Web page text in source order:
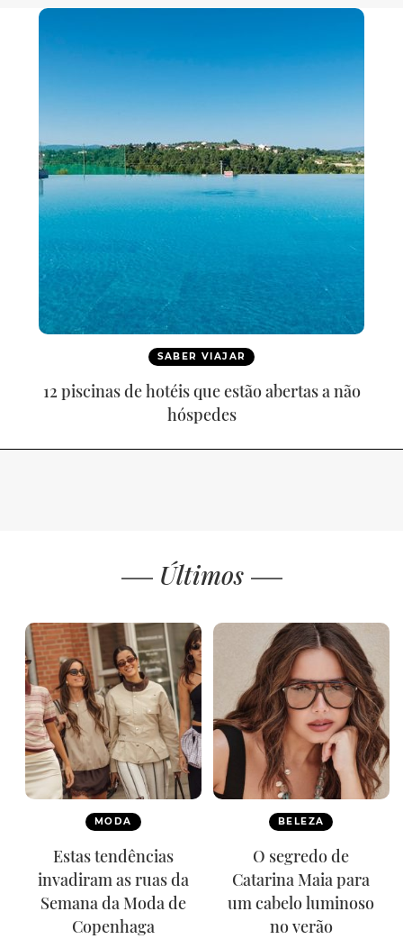
SABER VIAJAR
12 piscinas de hotéis que estão abertas a não
hóspedes
Últimos
MODA
Estas tendências
invadiram as ruas da
Semana da Moda de
Copenhaga
BELEZA
O segredo de
Catarina Maia para
um cabelo luminoso
no verão